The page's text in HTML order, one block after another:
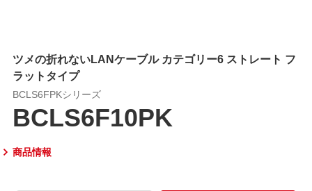
ツメの折れないLANケーブル カテゴリー6 ストレート フ
ラットタイプ
BCLS6FPKシリーズ
BCLS6F10PK
商品情報